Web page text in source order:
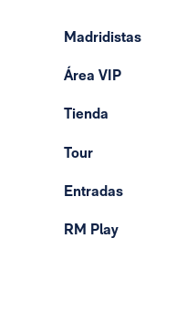
Madridistas
Área VIP
Tienda
Tour
Entradas
RM Play